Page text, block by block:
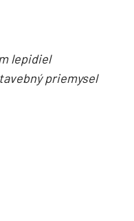
lepidiel
priemysel